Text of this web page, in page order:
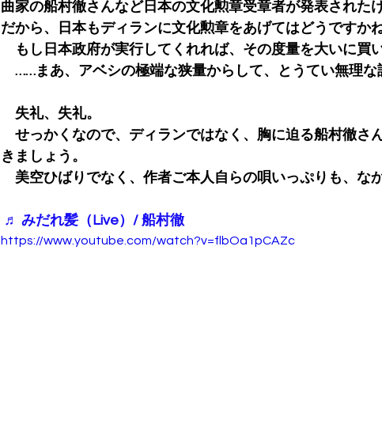
曲家の船村徹さんなど日本の文化勲章受章者が発表された
だから、日本もディランに文化勲章をあげてはどうですかね
もし日本政府が実行してくれれば、その度量を大いに買い
……まあ、アベシの極端な狭量からして、とうてい無理な
失礼、失礼。
せっかくなので、ディランではなく、胸に迫る船村徹さ
きましょう。
美空ひばりでなく、作者ご本人自らの唄いっぷりも、な
♬ みだれ髪（Live）/ 船村徹
https://www.youtube.com/watch?v=flbOa1pCAZc